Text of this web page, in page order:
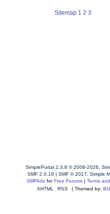
Sitemap 1 2 3
SimplePortal 2.3.8 © 2008-2026,
SMF 2.0.19 | SMF © 2017
Simple
SMFAds forFree Forums | Terms
XHTML
RSS | Themed by: